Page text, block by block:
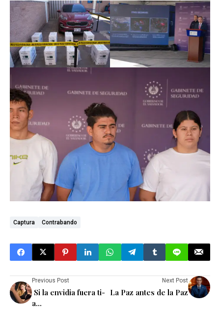
Captura Contrabando
Previous Post
Si la envidia fuera ti-
a...
Next Post
La Paz antes de la Paz